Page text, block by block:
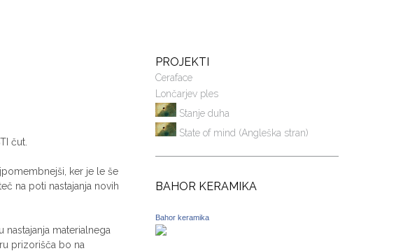
čut.
ker je le še
na poti nastajanja novih
materialnega
prizorišča bo na
PROJEKTI
Ceraface
Lončarjev ples
Stanje duha
State of mind (Angleška stran)
BAHOR KERAMIKA
Bahor keramika